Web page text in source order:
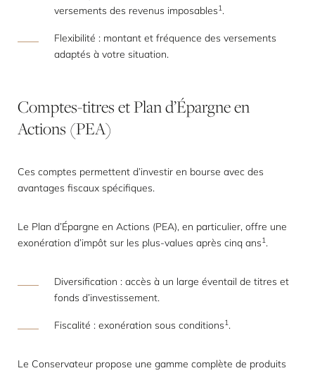
versements des revenus imposables1 .
Flexibilité : montant et fréquence des versements
adaptés à votre situation.
Comptes-titresetPland’Épargneen
Actions (PEA)
Ces comptes permettent d’investir en bourse avec des
avantages fiscaux spécifiques.
Le Plan d’Épargne en Actions (PEA), en particulier, offre une
exonération d’impôt sur les plus-values après cinq ans1 .
Diversification : accès à un large éventail de titres et
fonds d’investissement.
Fiscalité : exonération sous conditions1 .
Le Conservateur propose une gamme complète de produits